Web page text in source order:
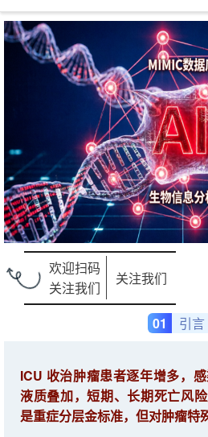
欢迎扫码
关注我们
关注我们
01 引言
ICU 收治肿瘤患者逐年增多，
液质叠加，短期、长期死亡风
是重症分层金标准，但对肿瘤特